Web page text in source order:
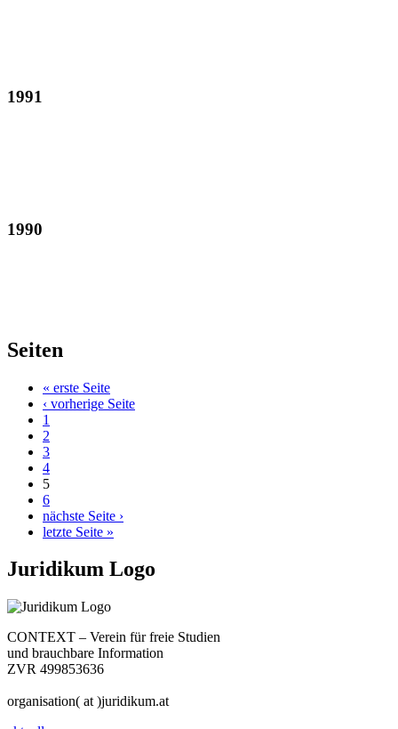
1991
1990
Seiten
« erste Seite
‹ vorherige Seite
1
2
3
4
5
6
nächste Seite ›
letzte Seite »
Juridikum Logo
CONTEXT – Verein für freie Studien
und brauchbare Information
ZVR 499853636
organisation( at )juridikum.at